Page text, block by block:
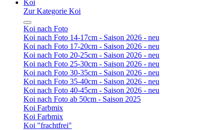
Koi
Zur Kategorie Koi
Koi nach Foto
Koi nach Foto 14-17cm - Saison 2026 - neu
Koi nach Foto 17-20cm - Saison 2026 - neu
Koi nach Foto 20-25cm - Saison 2026 - neu
Koi nach Foto 25-30cm - Saison 2026 - neu
Koi nach Foto 30-35cm - Saison 2026 - neu
Koi nach Foto 35-40cm - Saison 2026 - neu
Koi nach Foto 40-45cm - Saison 2026 - neu
Koi nach Foto ab 50cm - Saison 2025
Koi Farbmix
Koi Farbmix
Koi "frachtfrei"